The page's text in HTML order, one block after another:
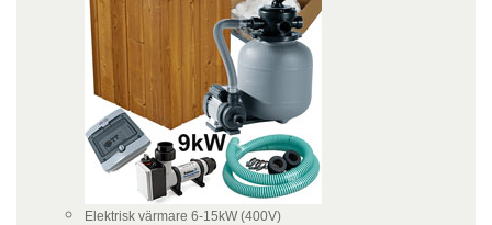
Elektrisk värmare 6-15kW (400V)